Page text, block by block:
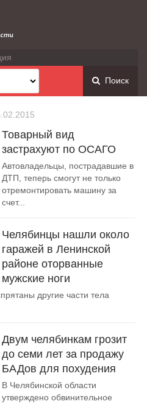
Поиск
Товарный вид
застрахуют по ОСАГО
Автовладельцы, пострадавшие в
ДТП, теперь смогут не только
отремонтировать машину за
счет...
Челябинцы нашли около
гаражей в Ленинской
районе оторванные
мужские ноги
другие части тела
Двум челябинкам грозит
до семи лет за продажу
БАДов для похудения
В Челябинской области
утверждено обвинительное